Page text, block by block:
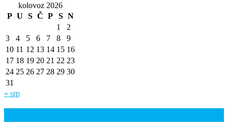
kolovoz 2026
P U S Č P S N
1
2
3
4 5 6 7 8
9
10 11 12 13 14 15 16
17 18 19 20 21 22 23
24 25 26 27 28 29 30
31
« srp